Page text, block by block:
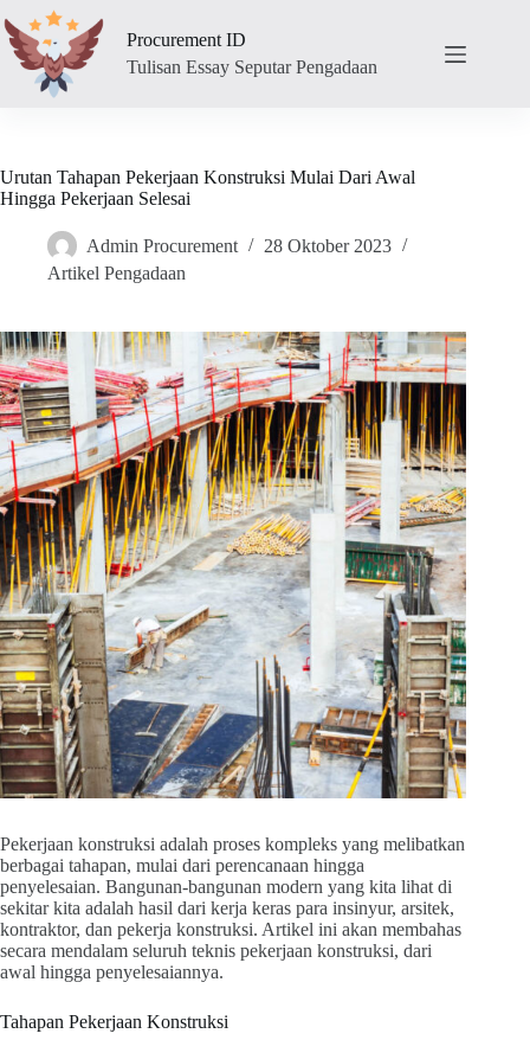
to
content
Procurement ID
Tulisan Essay Seputar Pengadaan
Urutan Tahapan Pekerjaan Konstruksi Mulai Dari Awal
Hingga Pekerjaan Selesai
Admin Procurement
28 Oktober 2023
Artikel Pengadaan
Pekerjaan konstruksi adalah proses kompleks yang melibatkan
berbagai tahapan, mulai dari perencanaan hingga
penyelesaian. Bangunan-bangunan modern yang kita lihat di
sekitar kita adalah hasil dari kerja keras para insinyur, arsitek,
kontraktor, dan pekerja konstruksi. Artikel ini akan membahas
secara mendalam seluruh teknis pekerjaan konstruksi, dari
awal hingga penyelesaiannya.
Tahapan Pekerjaan Konstruksi